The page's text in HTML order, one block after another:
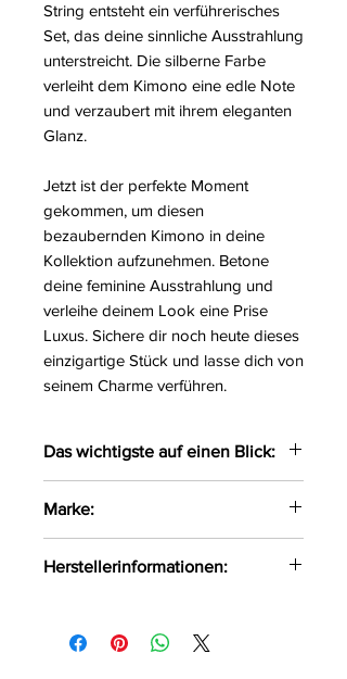
String entsteht ein verführerisches
Set, das deine sinnliche Ausstrahlung
unterstreicht. Die silberne Farbe
verleiht dem Kimono eine edle Note
und verzaubert mit ihrem eleganten
Glanz.
Jetzt ist der perfekte Moment
gekommen, um diesen
bezaubernden Kimono in deine
Kollektion aufzunehmen. Betone
deine feminine Ausstrahlung und
verleihe deinem Look eine Prise
Luxus. Sichere dir noch heute dieses
einzigartige Stück und lasse dich von
seinem Charme verführen.
Das wichtigste auf einen Blick:
langen sowie
weitgeschnittenen Ärmeln
Das weiche Material liegt
Hüften mittels einer Schleife
Marke:
Herstellerinformationen:
7 Wręczyca Wielka, Polen, 42-130